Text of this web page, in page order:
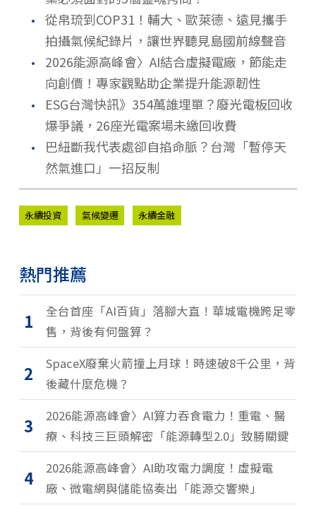
． 從帛琉到COP31！輔大、歐萊德、遠見攜手
拍攝氣候紀錄片，讓世界聽見島國前線聲音
．
2026能源高峰會〉AI結合虛擬電廠，節能走
向創價！專家觀點助企業提升能源韌性
．
ESG台灣快訊》354萬誰埋單？廢光電板回收
爆爭議，26座光電案場未繳回收費
．
巴紐斷我代表處卻自掐命脈？台灣「暫停天
然氣進口」一招反制
永續投資 氣候變遷 永續金融
熱門推薦
1
全台首座「AI百貨」落腳大直！華城電機跨足零
售，背後有何盤算？
2
SpaceX廢棄火箭撞上月球！時速破8千公里，背
後藏什麼危機？
3
2026能源高峰會〉AI算力吞食電力！重電、醫
療、科技三巨頭解密「能源轉型2.0」致勝關鍵
4
2026能源高峰會〉AI助攻電力調度！虛擬電
廠、微電網與儲能協奏出「能源交響樂」